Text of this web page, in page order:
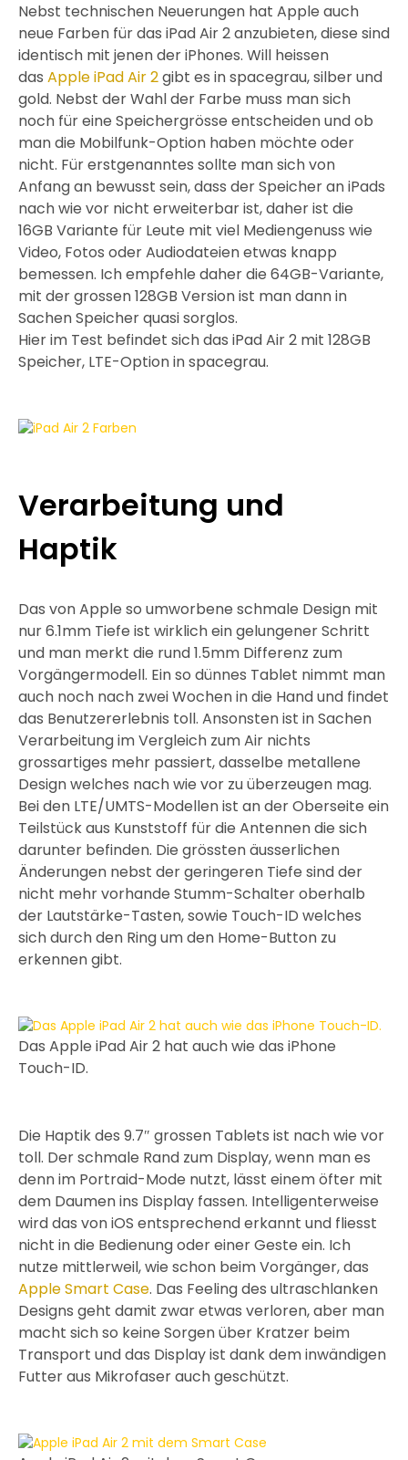
Nebst technischen Neuerungen hat Apple auch
neue Farben für das iPad Air 2 anzubieten, diese sind
identisch mit jenen der iPhones. Will heissen
das Apple iPad Air 2gibt es in spacegrau, silber und
gold. Nebst der Wahl der Farbe muss man sich
noch für eine Speichergrösse entscheiden und ob
man die Mobilfunk-Option haben möchte oder
nicht. Für erstgenanntes sollte man sich von
Anfang an bewusst sein, dass der Speicher an iPads
nach wie vor nicht erweiterbar ist, daher ist die
16GB Variante für Leute mit viel Mediengenuss wie
Video, Fotos oder Audiodateien etwas knapp
bemessen. Ich empfehle daher die 64GB-Variante,
mit der grossen 128GB Version ist man dann in
Sachen Speicher quasi sorglos.
Hier im Test befindet sich das iPad Air 2 mit 128GB
Speicher, LTE-Option in spacegrau.
Verarbeitung und
Haptik
Das von Apple so umworbene schmale Design mit
nur 6.1mm Tiefe ist wirklich ein gelungener Schritt
und man merkt die rund 1.5mm Differenz zum
Vorgängermodell. Ein so dünnes Tablet nimmt man
auch noch nach zwei Wochen in die Hand und findet
das Benutzererlebnis toll. Ansonsten ist in Sachen
Verarbeitung im Vergleich zum Air nichts
grossartiges mehr passiert, dasselbe metallene
Design welches nach wie vor zu überzeugen mag.
Bei den LTE/UMTS-Modellen ist an der Oberseite ein
Teilstück aus Kunststoff für die Antennen die sich
darunter befinden. Die grössten äusserlichen
Änderungen nebst der geringeren Tiefe sind der
nicht mehr vorhande Stumm-Schalter oberhalb
der Lautstärke-Tasten, sowie Touch-ID welches
sich durch den Ring um den Home-Button zu
erkennen gibt.
Das Apple iPad Air 2 hat auch wie das iPhone
Touch-ID.
Die Haptik des 9.7″ grossen Tablets ist nach wie vor
toll. Der schmale Rand zum Display, wenn man es
denn im Portraid-Mode nutzt, lässt einem öfter mit
dem Daumen ins Display fassen. Intelligenterweise
wird das von iOS entsprechend erkannt und fliesst
nicht in die Bedienung oder einer Geste ein. Ich
nutze mittlerweil, wie schon beim Vorgänger, das
Apple Smart Case. Das Feeling des ultraschlanken
Designs geht damit zwar etwas verloren, aber man
macht sich so keine Sorgen über Kratzer beim
Transport und das Display ist dank dem inwändigen
Futter aus Mikrofaser auch geschützt.